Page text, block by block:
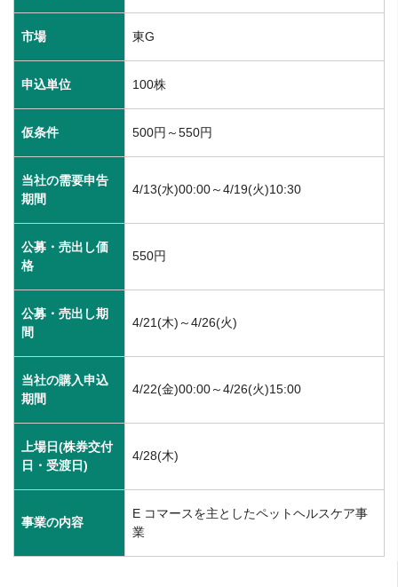
市場 東G
申込単位 100株
仮条件 500円～550円
当社の需要申告
期間
4/13(水)00:00～4/19(火)10:30
公募・売出し価
格
550円
公募・売出し期
間
4/21(木)～4/26(火)
当社の購入申込
期間
4/22(金)00:00～4/26(火)15:00
上場日(株券交付
日・受渡日)
4/28(木)
事業の内容
E コマースを主としたペットヘルスケア事
業